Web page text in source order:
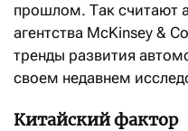
прошлом. Так считают
агентства McKinsey &
тренды развития
своем недавнем
Китайский фактор